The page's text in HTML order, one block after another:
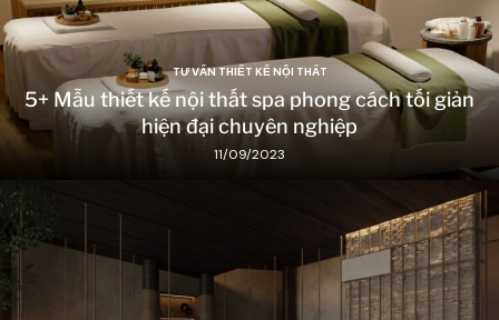
TƯ VẤN THIẾT KẾ NỘI THẤT
5+ Mẫu thiết kế nội thất spa phong cách tối giản
hiện đại chuyên nghiệp
11/09/2023